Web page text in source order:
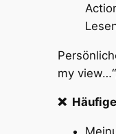
my
❌